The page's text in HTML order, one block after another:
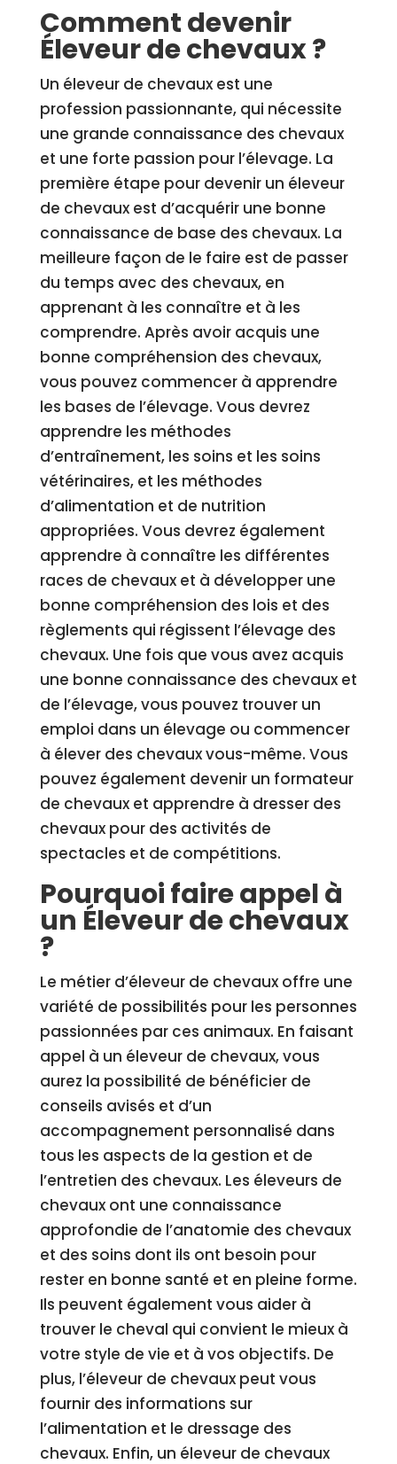
Comment devenir
Éleveur de chevaux ?
Un éleveur de chevaux est une
profession passionnante, qui nécessite
une grande connaissance des chevaux
et une forte passion pour l’élevage. La
première étape pour devenir un éleveur
de chevaux est d’acquérir une bonne
connaissance de base des chevaux. La
meilleure façon de le faire est de passer
du temps avec des chevaux, en
apprenant à les connaître et à les
comprendre. Après avoir acquis une
bonne compréhension des chevaux,
vous pouvez commencer à apprendre
les bases de l’élevage. Vous devrez
apprendre les méthodes
d’entraînement, les soins et les soins
vétérinaires, et les méthodes
d’alimentation et de nutrition
appropriées. Vous devrez également
apprendre à connaître les différentes
races de chevaux et à développer une
bonne compréhension des lois et des
règlements qui régissent l’élevage des
chevaux. Une fois que vous avez acquis
une bonne connaissance des chevaux et
de l’élevage, vous pouvez trouver un
emploi dans un élevage ou commencer
à élever des chevaux vous-même. Vous
pouvez également devenir un formateur
de chevaux et apprendre à dresser des
chevaux pour des activités de
spectacles et de compétitions.
Pourquoi faire appel à
un Éleveur de chevaux
?
Le métier d’éleveur de chevaux offre une
variété de possibilités pour les personnes
passionnées par ces animaux. En faisant
appel à un éleveur de chevaux, vous
aurez la possibilité de bénéficier de
conseils avisés et d’un
accompagnement personnalisé dans
tous les aspects de la gestion et de
l’entretien des chevaux. Les éleveurs de
chevaux ont une connaissance
approfondie de l’anatomie des chevaux
et des soins dont ils ont besoin pour
rester en bonne santé et en pleine forme.
Ils peuvent également vous aider à
trouver le cheval qui convient le mieux à
votre style de vie et à vos objectifs. De
plus, l’éleveur de chevaux peut vous
fournir des informations sur
l’alimentation et le dressage des
chevaux. Enfin, un éleveur de chevaux